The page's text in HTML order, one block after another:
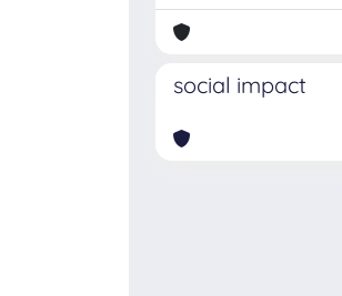
social impact